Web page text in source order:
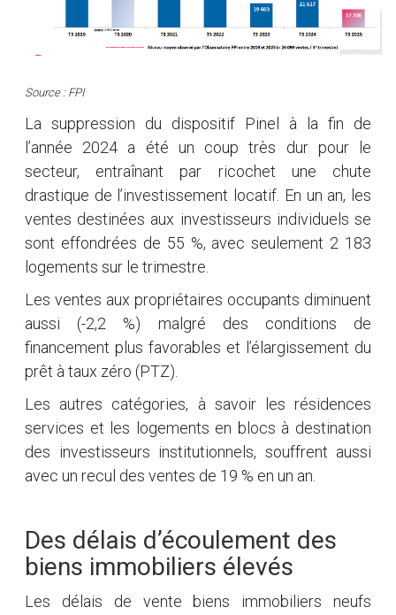
Source : FPI
La suppression du dispositif Pinel à la fin de
l’année 2024 a été un coup très dur pour le
secteur, entraînant par ricochet une chute
drastique de l’investissement locatif. En un an, les
ventes destinées aux investisseurs individuels se
sont effondrées de 55 %, avec seulement 2 183
logements sur le trimestre.
Les ventes aux propriétaires occupants diminuent
aussi (-2,2 %) malgré des conditions de
financement plus favorables et l’élargissement du
prêt à taux zéro (PTZ).
Les autres catégories, à savoir les résidences
services et les logements en blocs à destination
des investisseurs institutionnels, souffrent aussi
avec un recul des ventes de 19 % en un an.
Des délais d’écoulement des
biens immobiliers élevés
Les délais de vente biens immobiliers neufs